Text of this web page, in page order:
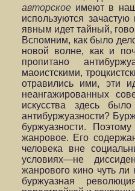
авторское имеют в
используются
явным идет тайный,
Вспомним, как было
новой волне, как и
пропитано
маоистскими,
отравились ими, эти
неангажированных
искусства здесь
антибуржуазности?
буржуазности.
жанровое. Его
человека вне
условиях—не
жанрового кино чуть
буржуазная